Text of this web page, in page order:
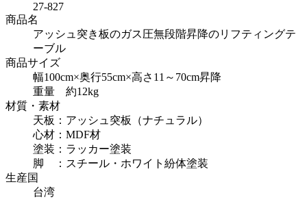
27-827
商品名
アッシュ突き板のガス圧無段階昇降のリフティングテ
ーブル
商品サイズ
幅100cm×奥行55cm×高さ11～70cm昇降
重量 約12kg
材質・素材
天板：アッシュ突板（ナチュラル）
心材：MDF材
塗装：ラッカー塗装
脚 ：スチール・ホワイト紛体塗装
生産国
台湾